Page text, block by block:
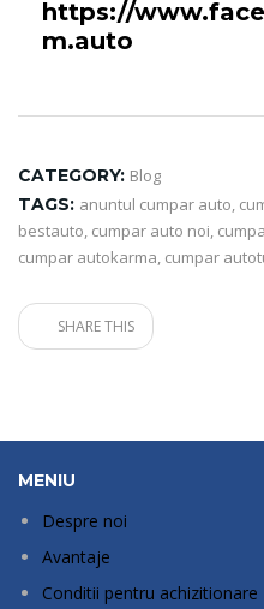
https://
m.auto
CATEGORY: Blog
TAGS: anuntul cumpar auto,
bestauto, cumpar auto noi,
cumpar autokarma, cumpar
SHARE THIS
MENIU
Despre noi
Avantaje
Conditii pentru achizitionare